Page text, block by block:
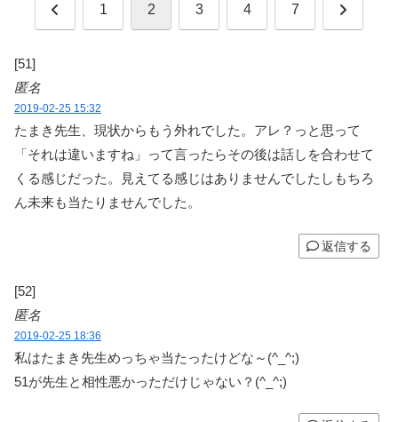
前 1 2 3 4 7 次
[51]
匿名
2019-02-25 15:32
たまき先生、現状からもう外れでした。アレ？っと思って
「それは違いますね」って言ったらその後は話しを合わせて
くる感じだった。見えてる感じはありませんでしたしもちろ
ん未来も当たりませんでした。
返信する
[52]
匿名
2019-02-25 18:36
私はたまき先生めっちゃ当たったけどな～(^_^;)
51が先生と相性悪かっただけじゃない？(^_^;)